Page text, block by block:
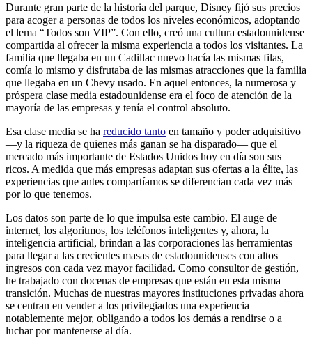
Durante gran parte de la historia del parque, Disney fijó sus precios
para acoger a personas de todos los niveles económicos, adoptando
el lema “Todos son VIP”. Con ello, creó una cultura estadounidense
compartida al ofrecer la misma experiencia a todos los visitantes. La
familia que llegaba en un Cadillac nuevo hacía las mismas filas,
comía lo mismo y disfrutaba de las mismas atracciones que la familia
que llegaba en un Chevy usado. En aquel entonces, la numerosa y
próspera clase media estadounidense era el foco de atención de la
mayoría de las empresas y tenía el control absoluto.
Esa clase media se ha reducido tanto en tamaño y poder adquisitivo
—y la riqueza de quienes más ganan se ha disparado— que el
mercado más importante de Estados Unidos hoy en día son sus
ricos. A medida que más empresas adaptan sus ofertas a la élite, las
experiencias que antes compartíamos se diferencian cada vez más
por lo que tenemos.
Los datos son parte de lo que impulsa este cambio. El auge de
internet, los algoritmos, los teléfonos inteligentes y, ahora, la
inteligencia artificial, brindan a las corporaciones las herramientas
para llegar a las crecientes masas de estadounidenses con altos
ingresos con cada vez mayor facilidad. Como consultor de gestión,
he trabajado con docenas de empresas que están en esta misma
transición. Muchas de nuestras mayores instituciones privadas ahora
se centran en vender a los privilegiados una experiencia
notablemente mejor, obligando a todos los demás a rendirse o a
luchar por mantenerse al día.